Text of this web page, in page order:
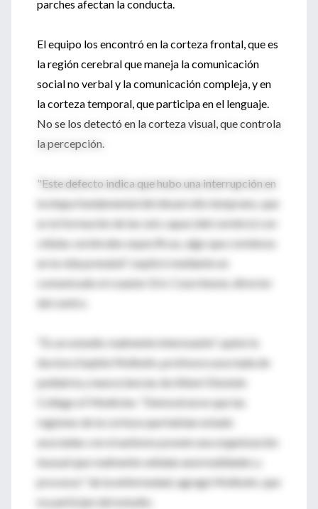
parches afectan la conducta.
El equipo los encontró en la corteza frontal, que es
la región cerebral que maneja la comunicación
social no verbal y la comunicación compleja, y en
la corteza temporal, que participa en el lenguaje.
No se los detectó en la corteza visual, que controla
la percepción.
"Este defecto indica que hubo una interrupción en
la etapa fundamental del desarrollo temprano, que
es la formación de las seis capas (del cerebro) con
células cerebrales específicas, algo que comienza
en la vida prenatal", explicó mediante un
comunicado el coautor Eric Courchesne, director
del centro.
"Es un estudio realmente interesante", opinó la
doctora Sophie Molholm, profesora asociada de
pediatría y neurociencias de Albert Einstein
College of Medicine. "Demostraron que las
regiones de la corteza que habían estado
asociadas con el autismo poseen una organización
inusual que realmente señalan anormalidades y
procesos" de la enfermedad, agregó Molholm, que
no participó del estudio.